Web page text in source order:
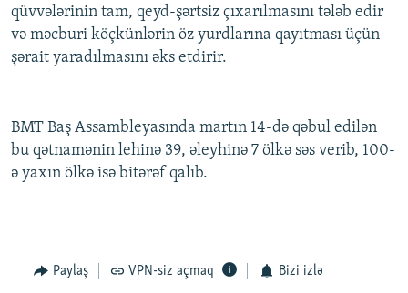
qüvvələrinin tam, qeyd-şərtsiz çıxarılmasını tələb edir
və məcburi köçkünlərin öz yurdlarına qayıtması üçün
şərait yaradılmasını əks etdirir.
BMT Baş Assambleyasında martın 14-də qəbul edilən
bu qətnamənin lehinə 39, əleyhinə 7 ölkə səs verib, 100-
ə yaxın ölkə isə bitərəf qalıb.
Paylaş VPN-siz açmaq Bizi izlə